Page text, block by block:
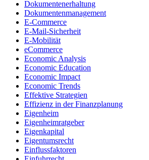
Dokumentenerhaltung
Dokumentenmanagement
E-Commerce
E-Mail-Sicherheit
E-Mobilität
eCommerce
Economic Analysis
Economic Education
Economic Impact
Economic Trends
Effektive Strategien
Effizienz in der Finanzplanung
Eigenheim
Eigenheimratgeber
Eigenkapital
Eigentumsrecht
Einflussfaktoren